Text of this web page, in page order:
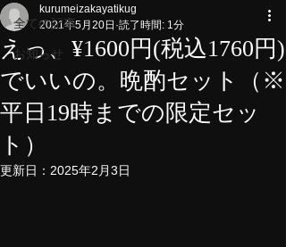
全ての記事
お知らせ
えっ、¥1600円(税込1760円)
でいいの。晩酌セット（※
平日19時までの限定セッ
ト）
kurumeizakayatikug
2021年5月20日 読了時間: 1分
更新日： 2025年2月3日